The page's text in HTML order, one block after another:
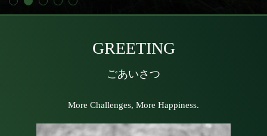
GREETING
ごあいさつ
More Challenges, More Happiness.